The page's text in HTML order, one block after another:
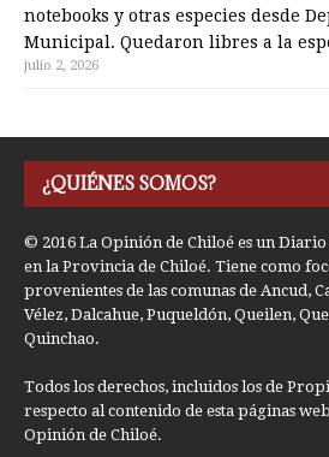
notebooks y otras especies desde
Municipal. Quedaron libres a la
julio 2, 2026
¿QUIÉNES SOMOS?
© 2016 La Opinión de Chiloé es un
en la Provincia de Chiloé. Tiene como
provenientes de las comunas de Ancud,
Vélez, Dalcahue, Puqueldón, Queilen,
Quinchao.
Todos los derechos, incluidos los de
respecto al contenido de esta páginas
Opinión de Chiloé.